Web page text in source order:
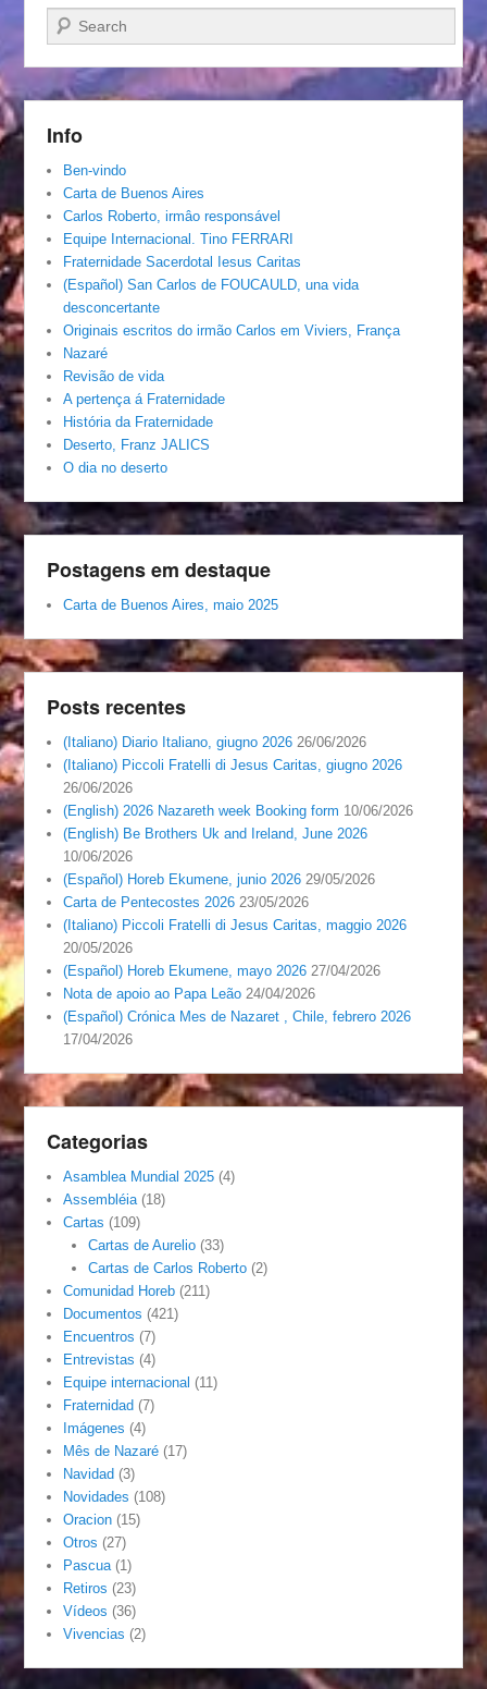
Pesquisar…
Info
Ben-vindo
Carta de Buenos Aires
Carlos Roberto, irmâo responsável
Equipe Internacional. Tino FERRARI
Fraternidade Sacerdotal Iesus Caritas
(Español) San Carlos de FOUCAULD, una vida
desconcertante
Originais escritos do irmão Carlos em Viviers, França
Nazaré
Revisão de vida
A pertença á Fraternidade
História da Fraternidade
Deserto, Franz JALICS
O dia no deserto
Postagens em destaque
Carta de Buenos Aires, maio 2025
Posts recentes
(Italiano) Diario Italiano, giugno 2026 26/06/2026
(Italiano) Piccoli Fratelli di Jesus Caritas, giugno 2026
26/06/2026
(English) 2026 Nazareth week Booking form 10/06/2026
(English) Be Brothers Uk and Ireland, June 2026
10/06/2026
(Español) Horeb Ekumene, junio 2026 29/05/2026
Carta de Pentecostes 2026 23/05/2026
(Italiano) Piccoli Fratelli di Jesus Caritas, maggio 2026
20/05/2026
(Español) Horeb Ekumene, mayo 2026 27/04/2026
Nota de apoio ao Papa Leão 24/04/2026
(Español) Crónica Mes de Nazaret , Chile, febrero 2026
17/04/2026
Categorias
Asamblea Mundial 2025 (4)
Assembléia (18)
Cartas (109)
Cartas de Aurelio(33)
Cartas de Carlos Roberto(2)
Comunidad Horeb (211)
Documentos (421)
Encuentros (7)
Entrevistas (4)
Equipe internacional (11)
Fraternidad (7)
Imágenes (4)
Mês de Nazaré (17)
Navidad (3)
Novidades (108)
Oracion (15)
Otros (27)
Pascua (1)
Retiros (23)
Vídeos (36)
Vivencias (2)